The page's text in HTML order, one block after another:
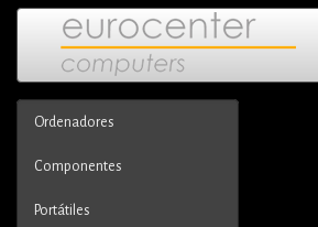
Ordenadores
Componentes
Portátiles